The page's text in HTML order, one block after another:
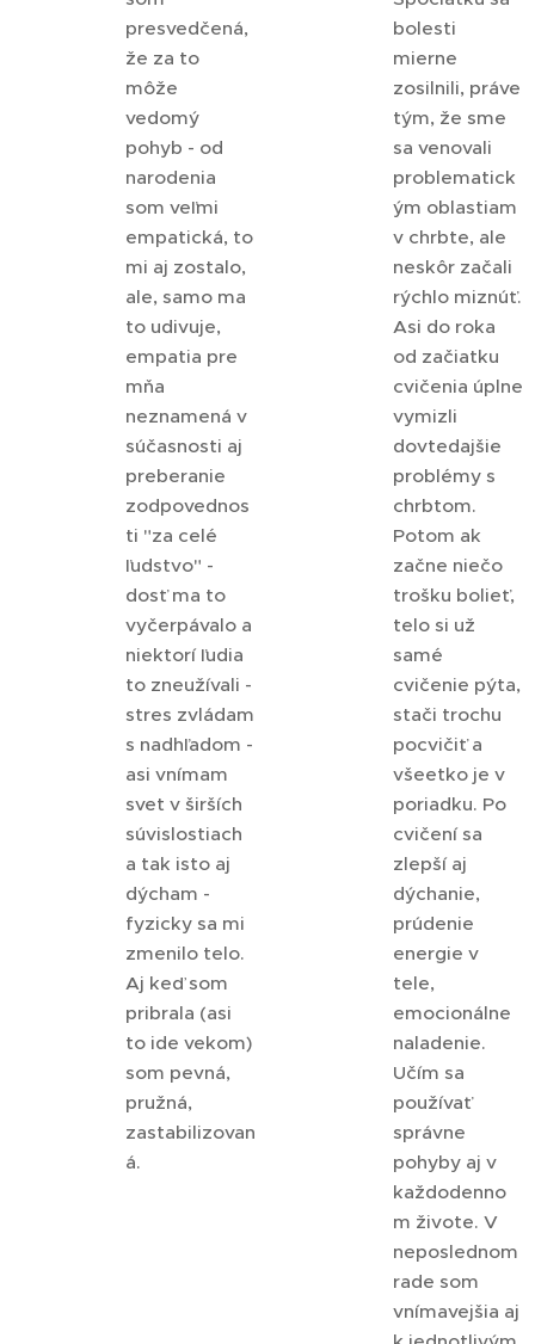
presvedčená,
že za to
môže
vedomý
pohyb - od
narodenia
som veľmi
empatická, to
mi aj zostalo,
ale, samo ma
to udivuje,
empatia pre
mňa
neznamená v
súčasnosti aj
preberanie
zodpovednos
ti "za celé
ľudstvo" -
dosť ma to
vyčerpávalo a
niektorí ľudia
to zneužívali -
stres zvládam
s nadhľadom -
asi vnímam
svet v širších
súvislostiach
a tak isto aj
dýcham -
fyzicky sa mi
zmenilo telo.
Aj keď som
pribrala (asi
to ide vekom)
som pevná,
pružná,
zastabilizovan
á.
bolesti
mierne
zosilnili, práve
tým, že sme
sa venovali
problematick
ým oblastiam
v chrbte, ale
neskôr začali
rýchlo miznúť.
Asi do roka
od začiatku
cvičenia úplne
vymizli
dovtedajšie
problémy s
chrbtom.
Potom ak
začne niečo
trošku bolieť,
telo si už
samé
cvičenie pýta,
stači trochu
pocvičiť a
všeetko je v
poriadku. Po
cvičení sa
zlepší aj
dýchanie,
prúdenie
energie v
tele,
emocionálne
naladenie.
Učím sa
používať
správne
pohyby aj v
každodenno
m živote. V
neposlednom
rade som
vnímavejšia aj